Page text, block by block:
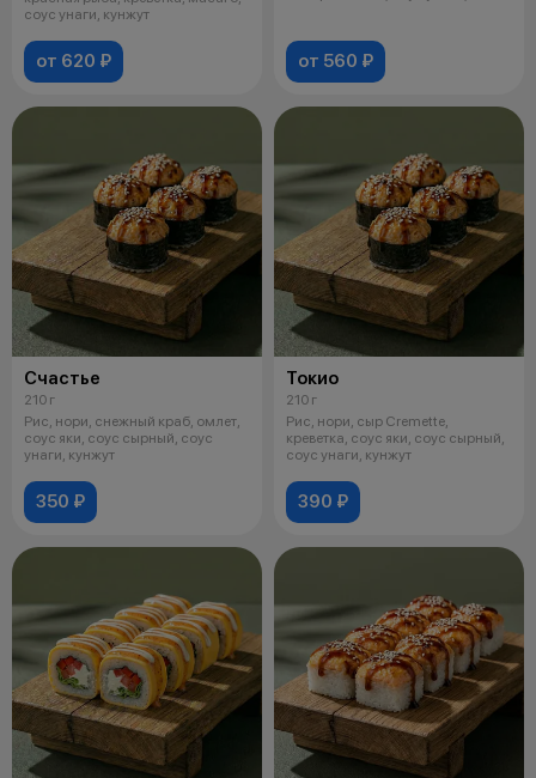
соус унаги, кунжут
от 620 ₽ от 560 ₽
Счастье
210 г
Рис, нори, снежный краб, омлет,
соус яки, соус сырный, соус
унаги, кунжут
350 ₽
Токио
210 г
Рис, нори, сыр Cremette,
креветка, соус яки, соус сырный,
соус унаги, кунжут
390 ₽